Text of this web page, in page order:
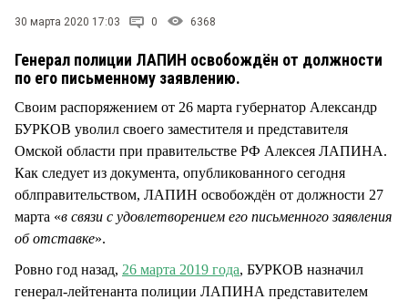
30 марта 2020 17:03 0 6368
Генерал полиции ЛАПИН освобождён от должности
по его письменному заявлению.
Своим распоряжением от 26 марта губернатор Александр
БУРКОВ уволил своего заместителя и представителя
Омской области при правительстве РФ Алексея ЛАПИНА.
Как следует из документа, опубликованного сегодня
облправительством, ЛАПИН освобождён от должности 27
марта «в связи с удовлетворением его письменного заявления
об отставке».
Ровно год назад, 26 марта 2019 года, БУРКОВ назначил
генерал-лейтенанта полиции ЛАПИНА представителем